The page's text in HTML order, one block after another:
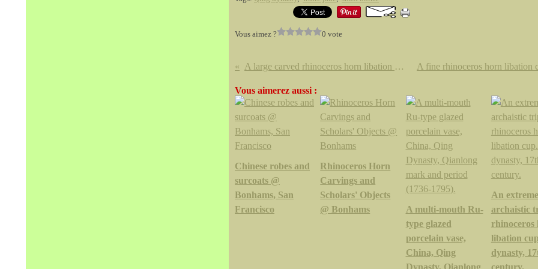
Vous aimez ? 0 vote
A large carved rhinoceros horn libation cup. Qing dynasty, 17th/18th century
Vous aimerez aussi :
Chinese robes and
surcoats @
Bonhams, San
Francisco
Rhinoceros Horn
Carvings and
Scholars' Objects
@ Bonhams
A multi-mouth Ru-
type glazed
porcelain vase,
China, Qing
Dynasty, Qianlong
An
archaistic
rhinoceros
libation
dynasty,
century.